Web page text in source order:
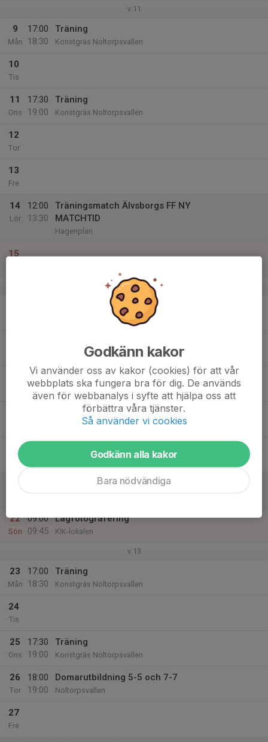
v.11
9
Mån
17:00
18:30
Träning
Konstgräs Noltorpsvallen
10
Tis
11
Ons
17:30
19:00
Träning
Konstgräs Noltorpsvallen
12
Tor
13
Fre
14
Lör
12:00
13:30
Träningsmatch Älvsborgs FF NY
MATCHTID
Hagenplan
15
v.12
Konstgräs Noltorpsvallen
17:30
19:00
Träning
Konstgräs Noltorpsvallen
20
Fre
Träningsmatch Lerum IS
22
Sön
09:00
09:45
Lagfotografering
KIK-lokalen
v.13
23
Mån
17:00
18:30
Träning
Konstgräs Noltorpsvallen
24
Tis
25
Ons
17:30
19:00
Träning
Konstgräs Noltorpsvallen
26
Tor
18:00
19:00
Domarutbildning 5-5 och 7-7
Noltorpsvallen
27
Fre
Godkänn kakor
Vi använder oss av kakor (cookies) för att vår
webbplats ska fungera bra för dig. De används
även för webbanalys i syfte att hjälpa oss att
förbättra våra tjänster.
Så använder vi cookies
Godkänn alla kakor
Bara nödvändiga